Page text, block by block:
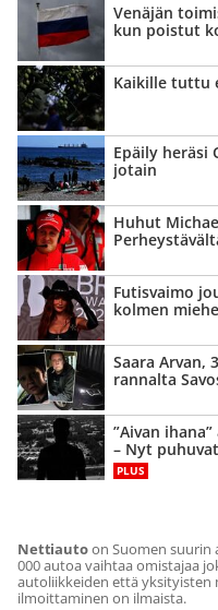
Venäjän
kun poistut
Kaikille tuttu
Epäily heräsi
jotain
Huhut
Futisvaimo
kolmen
Saara Arvan,
rannalta
”Aivan
– Nyt
puolesta”
PLUS
Nettiautoon Suomen suurin
000 autoa vaihtaa omistajaa
autoliikkeiden että yksityisten
ilmoittaminen on ilmaista.